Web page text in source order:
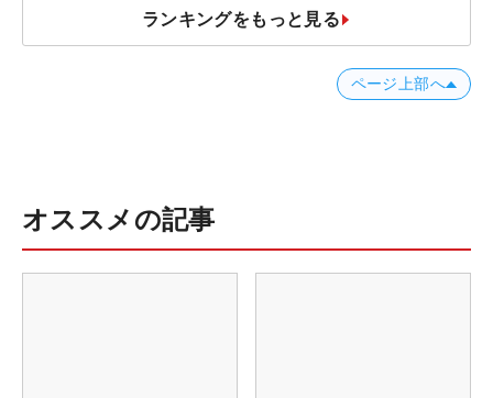
ランキングをもっと見る
ページ上部へ
オススメの記事